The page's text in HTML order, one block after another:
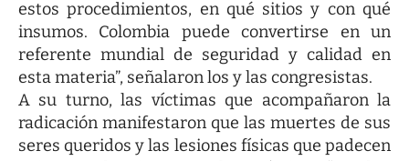
estos procedimientos, en qué sitios y con qué
insumos. Colombia puede convertirse en un
referente mundial de seguridad y calidad en
esta materia”, señalaron los y las congresistas.
A su turno, las víctimas que acompañaron la
radicación manifestaron que las muertes de sus
seres queridos y las lesiones físicas que padecen